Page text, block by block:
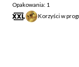
Opakowania: 1
Korzyści w